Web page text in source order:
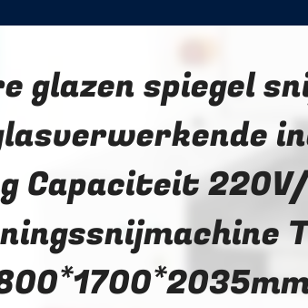
glazen spiegel
Capaciteit